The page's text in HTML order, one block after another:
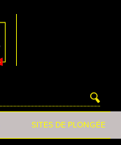
SITES DE PLONGÉE